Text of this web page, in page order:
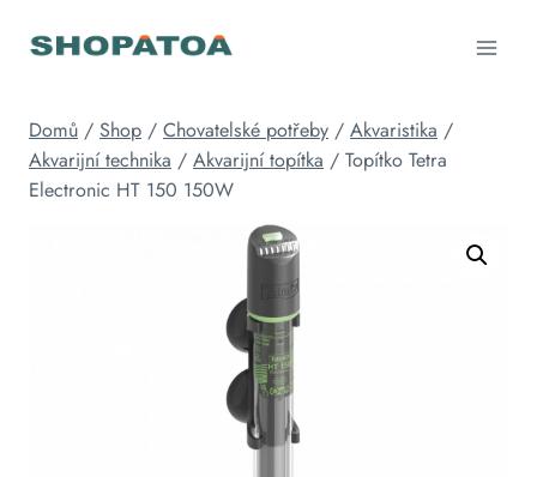
Domů / Shop / Chovatelské potřeby / Akvaristika /
Akvarijní technika / Akvarijní topítka / Topítko Tetra
Electronic HT 150 150W